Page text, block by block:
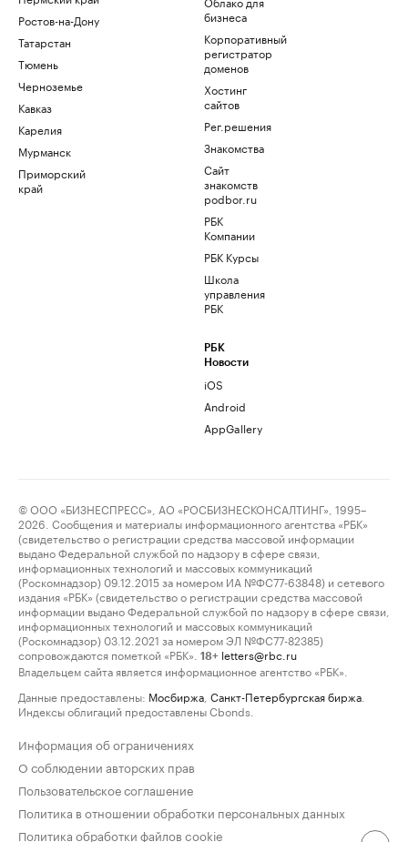
Ростов-на-Дону
Татарстан
Тюмень
Черноземье
Кавказ
Карелия
Мурманск
Приморский
край
бизнеса
Корпоративный
регистратор
доменов
Хостинг
сайтов
Рег.решения
Знакомства
Сайт
знакомств
podbor.ru
РБК
Компании
РБК Курсы
Школа
управления
РБК
РБК
Новости
iOS
Android
AppGallery
© ООО «БИЗНЕСПРЕСС», АО «РОСБИЗНЕСКОНСАЛТИНГ», 1995–
2026. Сообщения и материалы информационного агентства «РБК»
(свидетельство о регистрации средства массовой информации
выдано Федеральной службой по надзору в сфере связи,
информационных технологий и массовых коммуникаций
(Роскомнадзор) 09.12.2015 за номером ИА №ФС77-63848) и сетевого
издания «РБК» (свидетельство о регистрации средства массовой
информации выдано Федеральной службой по надзору в сфере связи,
информационных технологий и массовых коммуникаций
(Роскомнадзор) 03.12.2021 за номером ЭЛ №ФС77-82385)
сопровождаются пометкой «РБК».
18+ letters@rbc.ru
Владельцем сайта является информационное агентство «РБК».
Данные предоставлены: Мосбиржа Санкт-Петербургская биржа
Индексы облигаций предоставлены Cbonds.
Информация об ограничениях
О соблюдении авторских прав
Пользовательское соглашение
Политика в отношении обработки персональных данных
Политика обработки файлов cookie